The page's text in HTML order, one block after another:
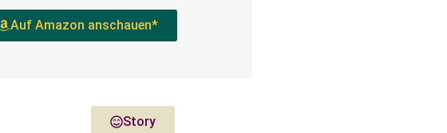
Auf Amazon anschauen*
Story